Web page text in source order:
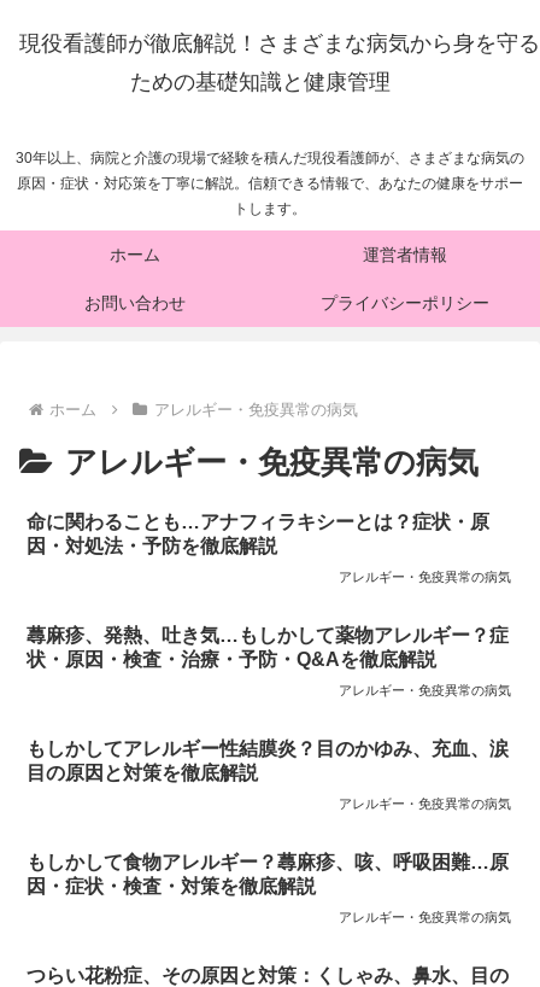
現役看護師が徹底解説！さまざまな病気から身を守る
ための基礎知識と健康管理
30年以上、病院と介護の現場で経験を積んだ現役看護師が、さまざまな病気の
原因・症状・対応策を丁寧に解説。信頼できる情報で、あなたの健康をサポー
トします。
ホーム 運営者情報
お問い合わせ プライバシーポリシー
ホーム アレルギー・免疫異常の病気
アレルギー・免疫異常の病気
命に関わることも…アナフィラキシーとは？症状・原
因・対処法・予防を徹底解説
アレルギー・免疫異常の病気
蕁麻疹、発熱、吐き気…もしかして薬物アレルギー？症
状・原因・検査・治療・予防・Q&Aを徹底解説
アレルギー・免疫異常の病気
もしかしてアレルギー性結膜炎？目のかゆみ、充血、涙
目の原因と対策を徹底解説
アレルギー・免疫異常の病気
もしかして食物アレルギー？蕁麻疹、咳、呼吸困難…原
因・症状・検査・対策を徹底解説
アレルギー・免疫異常の病気
つらい花粉症、その原因と対策：くしゃみ、鼻水、目の